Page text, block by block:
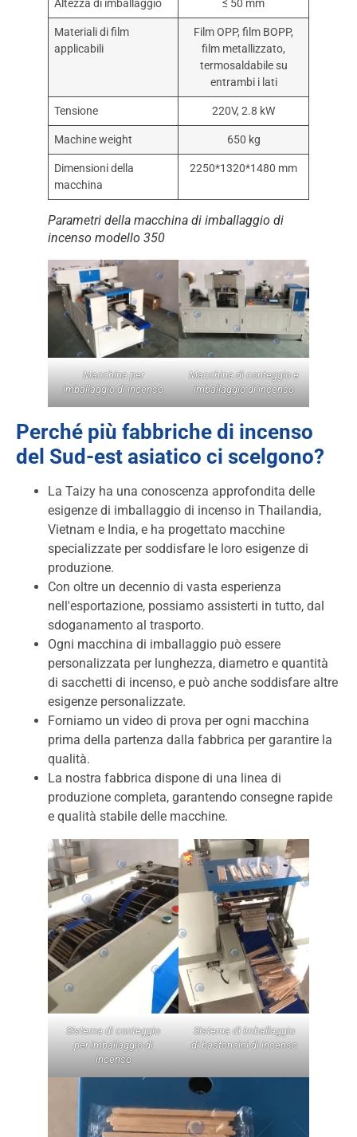
Altezza di imballaggio ≤ 50 mm
Materiali di film
applicabili
Film OPP, film BOPP,
film metallizzato,
termosaldabile su
entrambi i lati
Tensione 220V, 2.8 kW
Machine weight 650 kg
Dimensioni della
macchina
2250*1320*1480 mm
Parametri della macchina di imballaggio di
incenso modello 350
Macchina per
imballaggio di incenso
Macchina di conteggio e
imballaggio di incenso
Perché più fabbriche di incenso
del Sud-est asiatico ci scelgono?
La Taizy ha una conoscenza approfondita delle
esigenze di imballaggio di incenso in Thailandia,
Vietnam e India, e ha progettato macchine
specializzate per soddisfare le loro esigenze di
produzione.
Con oltre un decennio di vasta esperienza
nell'esportazione, possiamo assisterti in tutto, dal
sdoganamento al trasporto.
Ogni macchina di imballaggio può essere
personalizzata per lunghezza, diametro e quantità
di sacchetti di incenso, e può anche soddisfare altre
esigenze personalizzate.
Forniamo un video di prova per ogni macchina
prima della partenza dalla fabbrica per garantire la
qualità.
La nostra fabbrica dispone di una linea di
produzione completa, garantendo consegne rapide
e qualità stabile delle macchine.
Sistema di conteggio
per imballaggio di
incenso
Sistema di imballaggio
di bastoncini di incenso